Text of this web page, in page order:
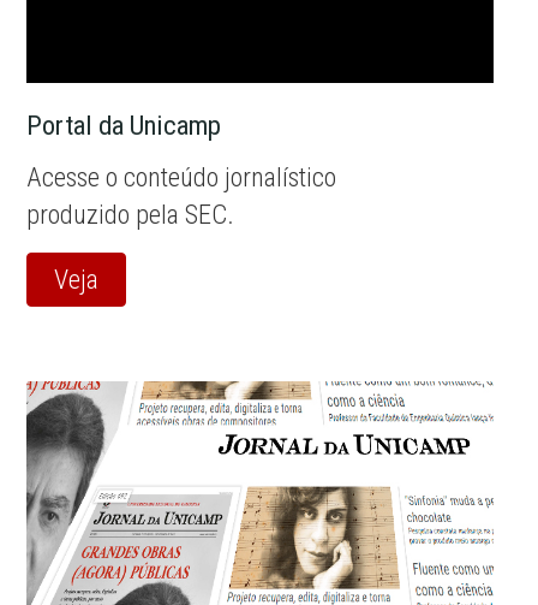
Portal da Unicamp
Acesse o conteúdo jornalístico
produzido pela SEC.
Veja